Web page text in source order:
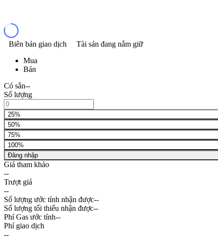
Biên bản giao dịch
Tài sản đang nắm giữ
Mua
Bán
Có sẵn--
Số lượng
25%
50%
75%
100%
Đăng nhập
Giá tham khảo
--
Trượt giá
--
Số lượng ước tính nhận được--
Số lượng tối thiểu nhận được--
Phí Gas ước tính--
Phí giao dịch
--